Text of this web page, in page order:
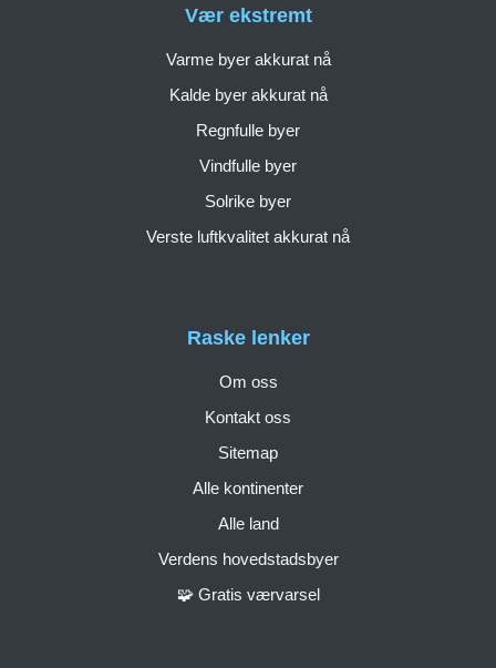
Raske lenker
Om oss
Kontakt oss
Sitemap
Alle kontinenter
Alle land
Verdens hovedstadsbyer
🧩 Gratis værvarsel
Vær ekstremt
Varme byer akkurat nå
Kalde byer akkurat nå
Regnfulle byer
Vindfulle byer
Solrike byer
Verste luftkvalitet akkurat nå